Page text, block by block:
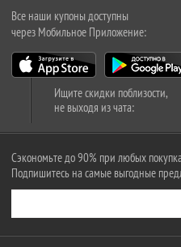
Все наши купоны доступны
через Мобильное Приложение:
Ищите скидки поблизости,
не выходя из чата:
Сэкономьте до 90% при любых
Подпишитесь на самые выгодные